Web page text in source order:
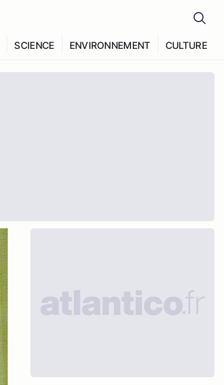
SCIENCE ENVIRONNEMENT CULTURE